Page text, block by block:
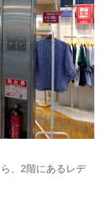
、2階にあるレデ